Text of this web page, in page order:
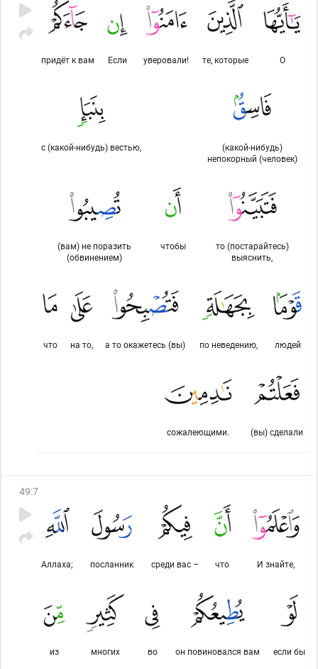
О
те, которые
уверовали!
Если
придёт к вам
(какой-нибудь)
непокорный (человек)
с (какой-нибудь) вестью,
то (постарайтесь)
выяснить,
чтобы
(вам) не поразить
(обвинением)
людей
по неведению,
а то окажетесь (вы)
на то,
что
(вы) сделали
сожалеющими.
49:7
И знайте,
что
среди вас –
посланник
Аллаха;
если бы
он повиновался вам
во
многих
из